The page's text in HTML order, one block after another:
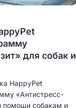
для собак и
HappyPet
«Антистресс-
помощи собакам и